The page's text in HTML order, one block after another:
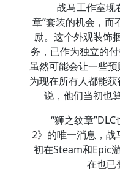
战马工作室现
章”套装的机会，而
励。这个外观装饰
务，已作为独立的付
虽然可能会让一些
为现在所有人都能
说，他们当初也
“狮之纹章
2》的唯一消息，战
初在Steam和Epic
在也已